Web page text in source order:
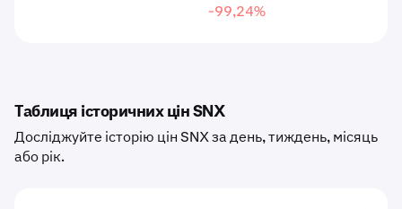
-99,24%
Таблиця історичних цін SNX
Досліджуйте історію цін SNX за день, тиждень, місяць
або рік.